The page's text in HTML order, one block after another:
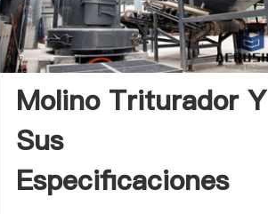
Molino Triturador Y
Sus
Especificaciones